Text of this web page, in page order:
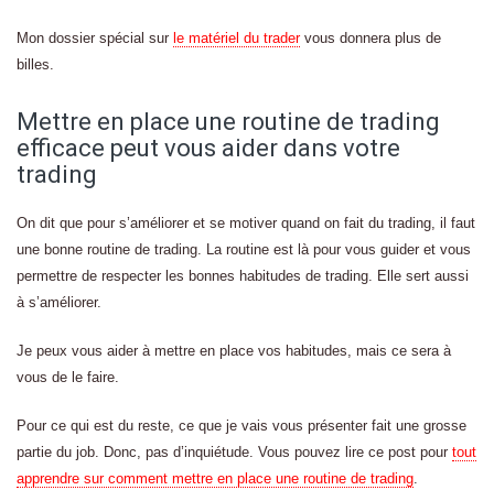
Mon dossier spécial sur le matériel du tradervous donnera plus de
billes.
Mettre en place une routine de trading
efficace peut vous aider dans votre
trading
On dit que pour s’améliorer et se motiver quand on fait du trading, il faut
une bonne routine de trading. La routine est là pour vous guider et vous
permettre de respecter les bonnes habitudes de trading. Elle sert aussi
à s’améliorer.
Je peux vous aider à mettre en place vos habitudes, mais ce sera à
vous de le faire.
Pour ce qui est du reste, ce que je vais vous présenter fait une grosse
partie du job. Donc, pas d’inquiétude. Vous pouvez lire ce post pour tout
apprendre sur comment mettre en place une routine de trading